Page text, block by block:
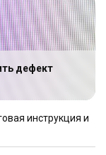
дефект
инструкция и